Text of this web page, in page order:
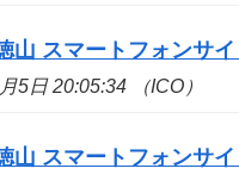
山 スマートフォンサ
5日 20:05:34 （ICO）
山 スマートフォンサ